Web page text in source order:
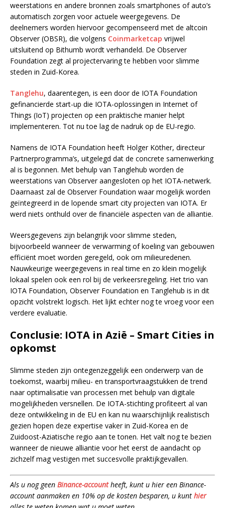
weerstations en andere bronnen zoals smartphones of auto’s
automatisch zorgen voor actuele weergegevens. De
deelnemers worden hiervoor gecompenseerd met de altcoin
Observer (OBSR), die volgens Coinmarketcap vrijwel
uitsluitend op Bithumb wordt verhandeld. De Observer
Foundation zegt al projectervaring te hebben voor slimme
steden in Zuid-Korea.
Tanglehu, daarentegen, is een door de IOTA Foundation
gefinancierde start-up die IOTA-oplossingen in Internet of
Things (IoT) projecten op een praktische manier helpt
implementeren. Tot nu toe lag de nadruk op de EU-regio.
Namens de IOTA Foundation heeft Holger Köther, directeur
Partnerprogramma’s, uitgelegd dat de concrete samenwerking
al is begonnen. Met behulp van Tanglehub worden de
weerstations van Observer aangesloten op het IOTA-netwerk.
Daarnaast zal de Observer Foundation waar mogelijk worden
geïntegreerd in de lopende smart city projecten van IOTA. Er
werd niets onthuld over de financiële aspecten van de alliantie.
Weersgegevens zijn belangrijk voor slimme steden,
bijvoorbeeld wanneer de verwarming of koeling van gebouwen
efficiënt moet worden geregeld, ook om milieuredenen.
Nauwkeurige weergegevens in real time en zo klein mogelijk
lokaal spelen ook een rol bij de verkeersregeling. Het trio van
IOTA Foundation, Observer Foundation en Tanglehub is in dit
opzicht volstrekt logisch. Het lijkt echter nog te vroeg voor een
verdere evaluatie.
Conclusie: IOTA in Azië – Smart Cities in
opkomst
Slimme steden zijn ontegenzeggelijk een onderwerp van de
toekomst, waarbij milieu- en transportvraagstukken de trend
naar optimalisatie van processen met behulp van digitale
mogelijkheden versnellen. De IOTA-stichting profiteert al van
deze ontwikkeling in de EU en kan nu waarschijnlijk realistisch
gezien hopen deze expertise vaker in Zuid-Korea en de
Zuidoost-Aziatische regio aan te tonen. Het valt nog te bezien
wanneer de nieuwe alliantie voor het eerst de aandacht op
zichzelf mag vestigen met succesvolle praktijkgevallen.
Als u nog geen Binance-accountheeft, kunt u hier een Binance-
account aanmaken en 10% op de kosten besparen, u kunt hier